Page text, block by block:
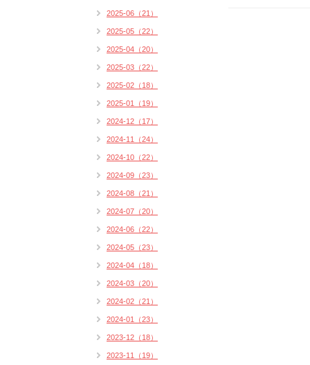
2025-06（21）
2025-05（22）
2025-04（20）
2025-03（22）
2025-02（18）
2025-01（19）
2024-12（17）
2024-11（24）
2024-10（22）
2024-09（23）
2024-08（21）
2024-07（20）
2024-06（22）
2024-05（23）
2024-04（18）
2024-03（20）
2024-02（21）
2024-01（23）
2023-12（18）
2023-11（19）